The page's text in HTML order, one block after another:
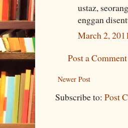
ustaz,
enggan
March 2,
Post a Comment
Newer Post
Subscribe to: Post